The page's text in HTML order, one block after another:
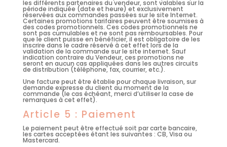
les différents partenaires du vendeur, sont valables sur la
période indiquée (date et heure) et exclusivement
réservées aux commandes passées sur le site Internet.
Certaines promotions tarifaires peuvent être soumises à
des codes promotionnels. Ces codes promotionnels ne
sont pas cumulables et ne sont pas remboursables. Pour
que le client puisse en bénéficier, il est obligatoire de les
inscrire dans le cadre réservé à cet effet lors de la
validation de la commande sur le site internet. Sauf
indication contraire du Vendeur, ces promotions ne
seront en aucun cas appliquées dans les autres circuits
de distribution (téléphone, fax, courrier, etc.).
Une facture peut être établie pour chaque livraison, sur
demande expresse du client au moment de la
commande (le cas échéant, merci d’utiliser la case de
remarques à cet effet).
Article 5 : Paiement
Le paiement peut être effectué soit par carte bancaire,
les cartes acceptées étant les suivantes : CB, Visa ou
Mastercard.